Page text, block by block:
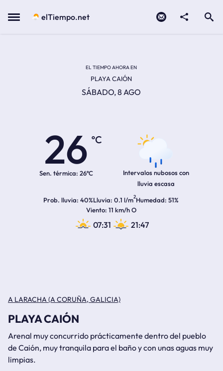
Menu elTiempo.net
EL TIEMPO AHORA EN
PLAYA CAIÓN
SÁBADO, 8 AGO
26
ºC
Sen. térmica: 26ºC
Intervalos nubosos con
lluvia escasa
Prob. lluvia 40%Lluvia 0.1 l/m2Humedad 51%
Viento 11 km/h O
07:31 21:47
A LARACHA (A CORUÑA, GALICIA)
PLAYA CAIÓN
Arenal muy concurrido prácticamente dentro del pueblo
de Caión, muy tranquila para el baño y con unas aguas muy
limpias.